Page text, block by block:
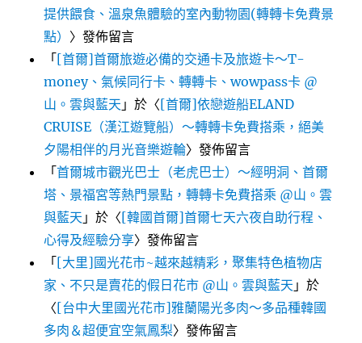
提供餵食、溫泉魚體驗的室內動物園(轉轉卡免費景
點） 〉發佈留言
「[首爾]首爾旅遊必備的交通卡及旅遊卡～T-
money、氣候同行卡、轉轉卡、wowpass卡 @
山。雲與藍天 」於〈[首爾]依戀遊船ELAND
CRUISE（漢江遊覽船）～轉轉卡免費搭乘，絕美
夕陽相伴的月光音樂遊輪〉發佈留言
「首爾城市觀光巴士（老虎巴士）～經明洞、首爾
塔、景福宮等熱門景點，轉轉卡免費搭乘 @山。雲
與藍天 」於〈[韓國首爾]首爾七天六夜自助行程、
心得及經驗分享〉發佈留言
「[大里]國光花市~越來越精彩，聚集特色植物店
家、不只是賣花的假日花市 @山。雲與藍天 」於
〈[台中大里國光花市]雅蘭陽光多肉～多品種韓國
多肉＆超便宜空氣鳳梨〉發佈留言